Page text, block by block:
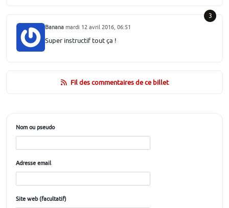
3
Banana mardi 12 avril 2016, 06:51
Super instructif tout ça !
Fil des commentaires de ce billet
Nom ou pseudo
Adresse email
Site web (facultatif)